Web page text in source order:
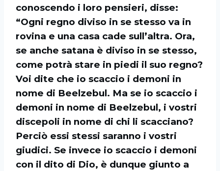
conoscendo i loro pensieri, disse:
“Ogni regno diviso in se stesso va in
rovina e una casa cade sull’altra. Ora,
se anche satana è diviso in se stesso,
come potrà stare in piedi il suo regno?
Voi dite che io scaccio i demoni in
nome di Beelzebul. Ma se io scaccio i
demoni in nome di Beelzebul, i vostri
discepoli in nome di chi li scacciano?
Perciò essi stessi saranno i vostri
giudici. Se invece io scaccio i demoni
con il dito di Dio, è dunque giunto a